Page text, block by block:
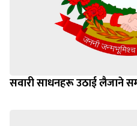
सवारी साधनहरू उठाई लैजाने